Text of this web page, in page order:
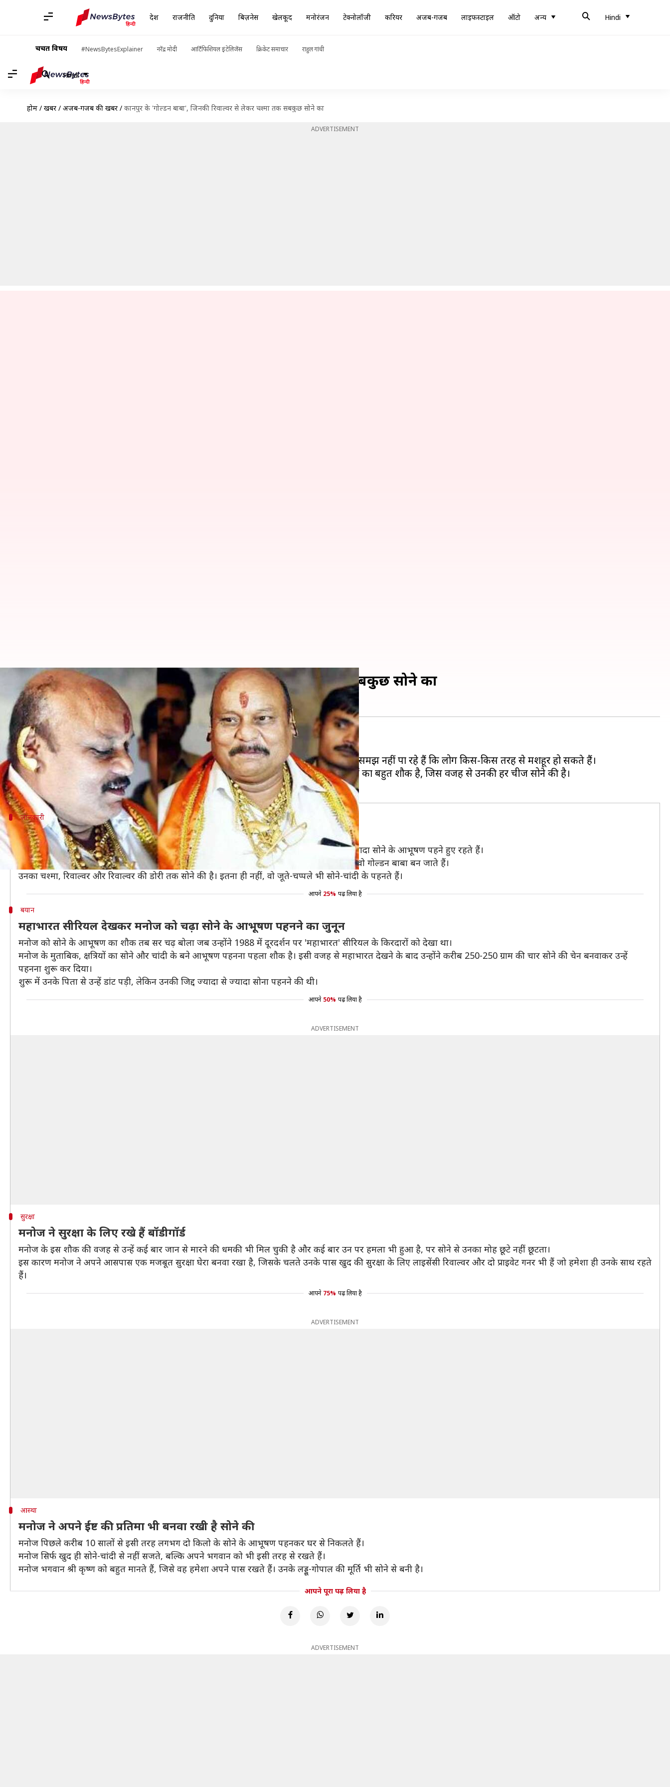
देश राजनीति दुनिया बिज़नेस खेलकूद मनोरंजन टेक्नोलॉजी करियर अजब-गजब लाइफस्टाइल ऑटो अन्य Hindi
चर्चित विषय #NewsBytesExplainer नरेंद्र मोदी आर्टिफिशियल इंटेलिजेंस क्रिकेट समाचार राहुल गांधी
Hindi
होम / खबरें / अजब-गजब की खबरें / कानपुर के 'गोल्‍डन बाबा', जिनकी रिवाल्वर से लेकर चश्मा तक सबकुछ सोने का
ADVERTISEMENT
कानपुर के 'गोल्‍डन बाबा', जिनकी रिवाल्वर से लेकर चश्मा तक सबकुछ सोने का
लेखन अंजली Feb 22, 2020 02:25 pm
क्या है खबर?
कोई भी शख्स "बप्पी लाहिरी" बन सकता है....बस पहनना पड़ेगा सोना ही सोना!
अगर आप सोच रहे हैं कि हम आपके मजे ले रहे हैं तो आप शत-प्रतिशत सही हैं! क्योंकि हम भी यह समझ नहीं पा रहे हैं कि लोग किस-किस तरह से मशहूर हो सकते हैं।
दरअसल, उत्तर प्रदेश के कानपुर के "बप्पी लाहिरी" कहे जाने वाले मनोज सेंगर को सोने के आभूषणों का बहुत शौक है, जिस वजह से उनकी हर चीज सोने की है।
जानकारी
सोने के आभूषणों के बेहद ही शौकीन हैं मनोज
ज्वैलरी शॉप के मालिक "गूगल गोल्डन बाबा" के नाम से मशहूर मनोज सेंगर हमेशा तकरीबन दो किलो से ज्यादा सोने के आभूषण पहने हुए रहते हैं।
कानपुर के काकादेव में रहने वाले मनोज वैसे तो घर पर सामान्य दिखते हैं, लेकिन घर से बाहर निकलते ही वो गोल्डन बाबा बन जाते हैं।
उनका चश्मा, रिवाल्वर और रिवाल्वर की डोरी तक सोने की है। इतना ही नहीं, वो जूते-चप्पले भी सोने-चांदी के पहनते हैं।
आपने 25% पढ़ लिया है
बयान
महाभारत सीरियल देखकर मनोज को चढ़ा सोने के आभूषण पहनने का जुनून
मनोज को सोने के आभूषण का शौक तब सर चढ़ बोला जब उन्होंने 1988 में दूरदर्शन पर 'महाभारत' सीरियल के किरदारों को देखा था।
मनोज के मुताबिक, क्षत्रियों का सोने और चांदी के बने आभूषण पहनना पहला शौक है। इसी वजह से महाभारत देखने के बाद उन्होंने करीब 250-250 ग्राम की चार सोने की चेन बनवाकर उन्हें
पहनना शुरू कर दिया।
शुरू में उनके पिता से उन्हें डांट पड़ी, लेकिन उनकी जिद्द ज्यादा से ज्यादा सोना पहनने की थी।
आपने 50% पढ़ लिया है
ADVERTISEMENT
सुरक्षा
मनोज ने सुरक्षा के लिए रखे हैं बॉडीगॉर्ड
मनोज के इस शौक की वजह से उन्हें कई बार जान से मारने की धमकी भी मिल चुकी है और कई बार उन पर हमला भी हुआ है, पर सोने से उनका मोह छूटे नहीं छूटता।
इस कारण मनोज ने अपने आसपास एक मजबूत सुरक्षा घेरा बनवा रखा है, जिसके चलते उनके पास खुद की सुरक्षा के लिए लाइसेंसी रिवाल्वर और दो प्राइवेट गनर भी हैं जो हमेशा ही उनके साथ रहते
हैं।
आपने 75% पढ़ लिया है
ADVERTISEMENT
आस्था
मनोज ने अपने ईष्ट की प्रतिमा भी बनवा रखी है सोने की
मनोज पिछले करीब 10 सालों से इसी तरह लगभग दो किलो के सोने के आभूषण पहनकर घर से निकलते हैं।
मनोज सिर्फ खुद ही सोने-चांदी से नहीं सजते, बल्कि अपने भगवान को भी इसी तरह से रखते हैं।
मनोज भगवान श्री कृष्ण को बहुत मानते हैं, जिसे वह हमेशा अपने पास रखते हैं। उनके लड्डू-गोपाल की मूर्ति भी सोने से बनी है।
आपने पूरा पढ़ लिया है
ADVERTISEMENT